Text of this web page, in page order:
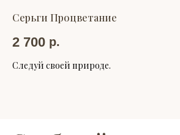
Серьги Процветание
2 700 р.
Следуй своей природе.